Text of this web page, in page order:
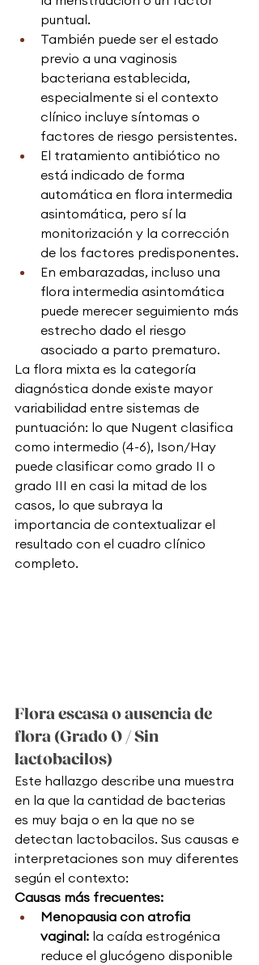
puntual.
También puede ser el estado
previo a una vaginosis
bacteriana establecida,
especialmente si el contexto
clínico incluye síntomas o
factores de riesgo persistentes.
El tratamiento antibiótico no
está indicado de forma
automática en flora intermedia
asintomática, pero sí la
monitorización y la corrección
de los factores predisponentes.
En embarazadas, incluso una
flora intermedia asintomática
puede merecer seguimiento más
estrecho dado el riesgo
asociado a parto prematuro.
La flora mixta es la categoría
diagnóstica donde existe mayor
variabilidad entre sistemas de
puntuación: lo que Nugent clasifica
como intermedio (4-6), Ison/Hay
puede clasificar como grado II o
grado III en casi la mitad de los
casos, lo que subraya la
importancia de contextualizar el
resultado con el cuadro clínico
completo.
Flora escasa o ausencia de
flora (Grado 0 / Sin
lactobacilos)
Este hallazgo describe una muestra
en la que la cantidad de bacterias
es muy baja o en la que no se
detectan lactobacilos. Sus causas e
interpretaciones son muy diferentes
según el contexto:
Causas más frecuentes:
Menopausia con atrofia
vaginal: la caída estrogénica
reduce el glucógeno disponible